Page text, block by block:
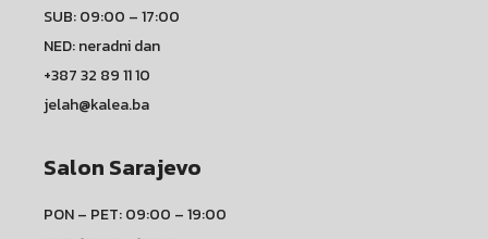
SUB: 09:00 – 17:00
NED: neradni dan
+387 32 89 11 10
jelah@kalea.ba
Salon Sarajevo
PON – PET: 09:00 – 19:00